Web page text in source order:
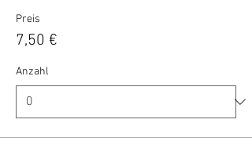
Preis
7,50 €
Anzahl